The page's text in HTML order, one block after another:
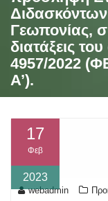
Γεωπονίας,
διατάξεις
4957/2022
Α’).
17
Φεβ
2023
webadmin